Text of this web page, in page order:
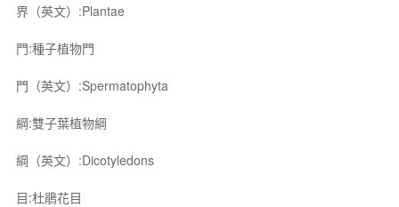
界（英文）:Plantae
門:種子植物門
門（英文）:Spermatophyta
綱:雙子葉植物綱
綱（英文）:Dicotyledons
目:杜鵑花目